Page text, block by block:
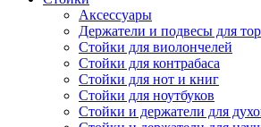
Аксессуары
Держатели и подвесы для
Стойки для виолончелей
Стойки для контрабаса
Стойки для нот и книг
Стойки для ноутбуков
Стойки и держатели для